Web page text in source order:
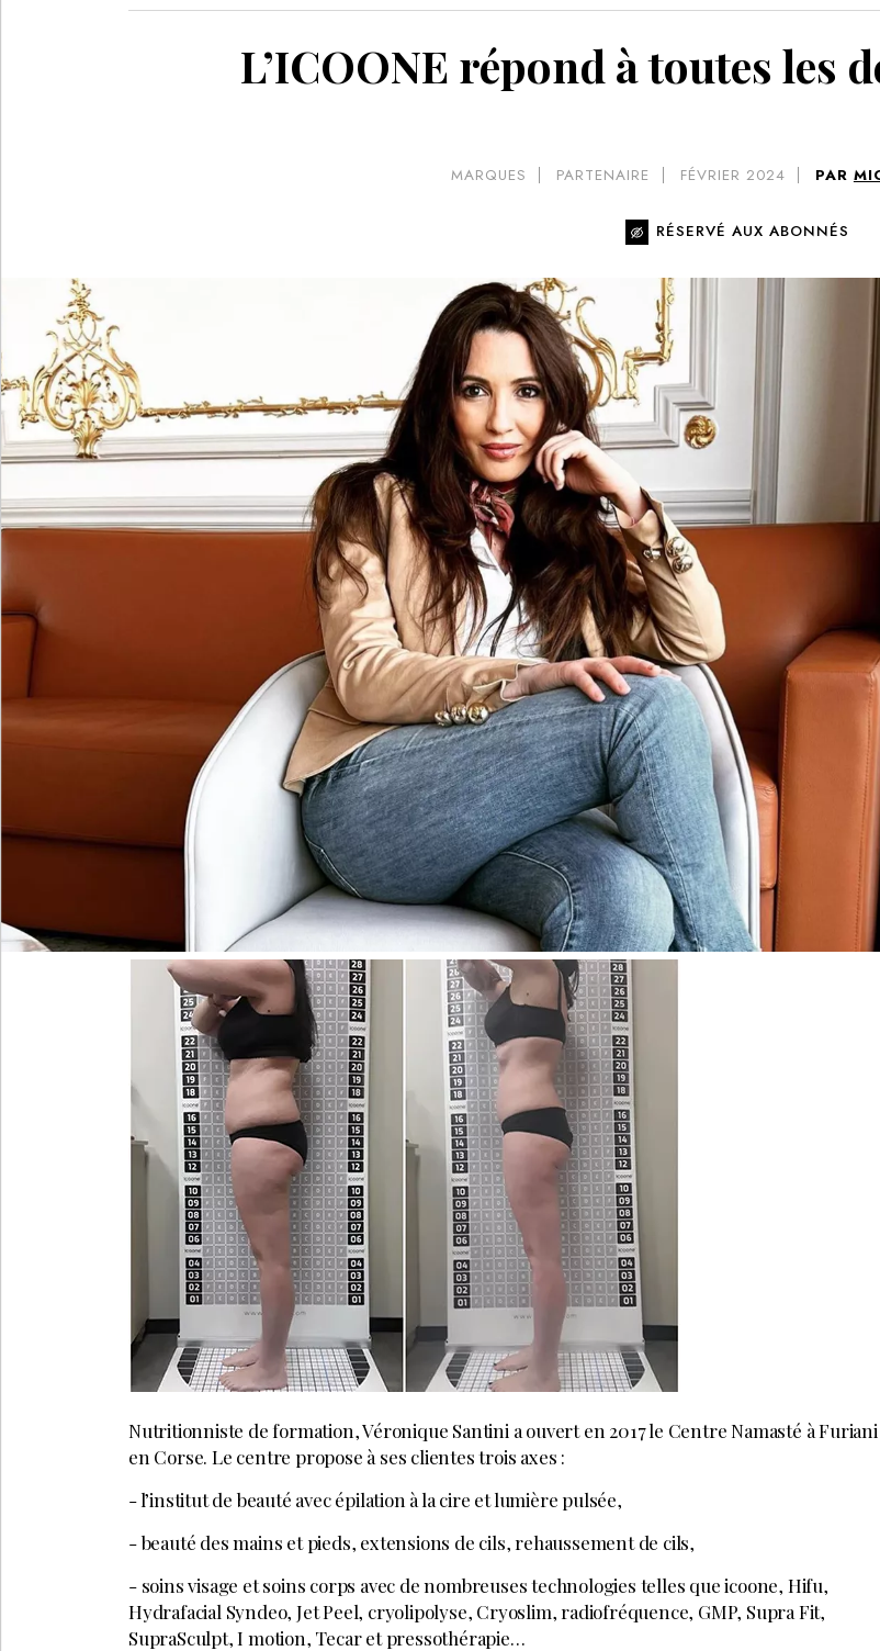
L’ICOONE répond à toutes les
MARQUES PARTENAIRE FÉVRIER 2024 PAR
RÉSERVÉ AUX ABONNÉS
Nutritionniste de formation, Véronique Santini a ouvert en 2017 le Centre Namasté à Furiani
en Corse. Le centre propose à ses clientes trois axes :
- l’institut de beauté avec épilation à la cire et lumière pulsée,
- beauté des mains et pieds, extensions de cils, rehaussement de cils,
- soins visage et soins corps avec de nombreuses technologies telles que icoone, Hifu,
Hydrafacial Syndeo, Jet Peel, cryolipolyse, Cryoslim, radiofréquence, GMP, Supra Fit,
SupraSculpt, I motion, Tecar et pressothérapie…